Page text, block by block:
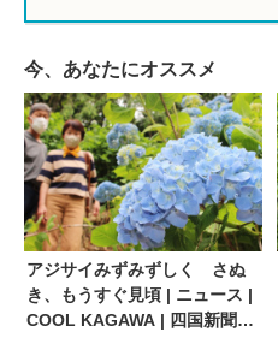
今、あなたにオススメ
アジサイみずみずしく さぬ
き、もうすぐ見頃 | ニュース |
COOL KAGAWA | 四国新聞社